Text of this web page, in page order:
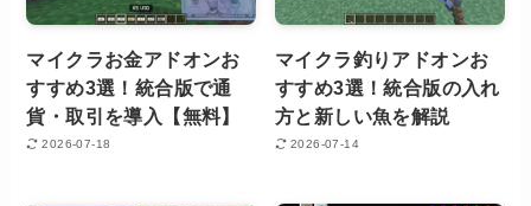
マイクラお金アドオンお
すすめ3選！統合版で通
貨・取引を導入【無料】
2026-07-18
マイクラ釣りアドオンお
すすめ3選！統合版の入れ
方と新しい魚を解説
2026-07-14